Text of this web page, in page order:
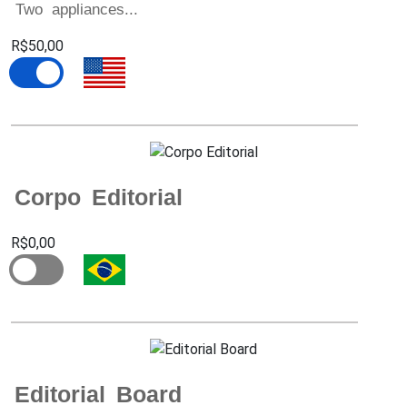
Two appliances...
R$50,00
Corpo Editorial
R$0,00
Editorial Board